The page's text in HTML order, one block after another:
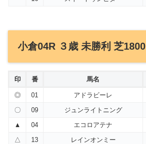
小倉04R ３歳 未勝利 芝1800
印 番 馬名
◎ 01 アドラビーレ
〇
09 ジュンライトニング
▲
04 エコロアテナ
△
13 レインオンミー